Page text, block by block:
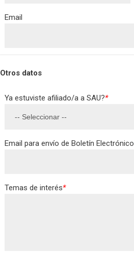
Email
Otros datos
Ya estuviste afiliado/a a SAU?*
Email para envío de Boletín Electrónico
Temas de interés*